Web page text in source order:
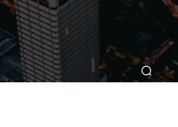
Críticas Breve Nos Cinemas